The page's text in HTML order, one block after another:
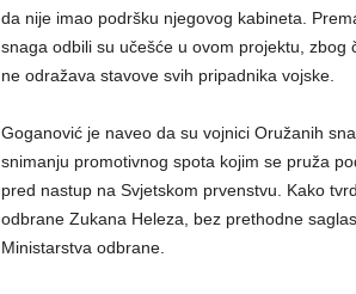
da nije imao podršku njegovog kabineta.
snaga odbili su učešće u ovom projektu,
ne odražava stavove svih pripadnika vojske.
Goganović je naveo da su vojnici Oružanih
snimanju promotivnog spota kojim se pruža
pred nastup na Svjetskom prvenstvu. Kako
odbrane Zukana Heleza, bez prethodne
Ministarstva odbrane.